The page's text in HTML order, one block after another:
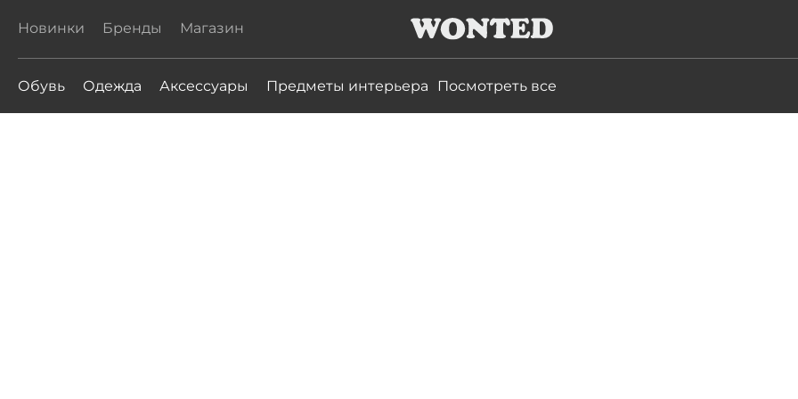
Новинки Бренды Магазин
Обувь Одежда Аксессуары Предметы интерьера Посмотреть все